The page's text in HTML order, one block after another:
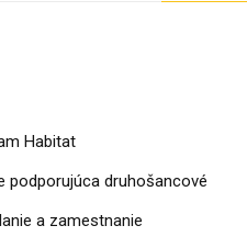
Habitat
podporujúca druhošancové
a zamestnanie